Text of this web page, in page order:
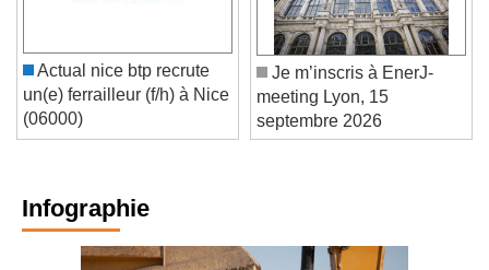
Actual nice btp recrute
un(e) ferrailleur (f/h) à Nice
(06000)
Je m’inscris à EnerJ-
meeting Lyon, 15
septembre 2026
Infographie